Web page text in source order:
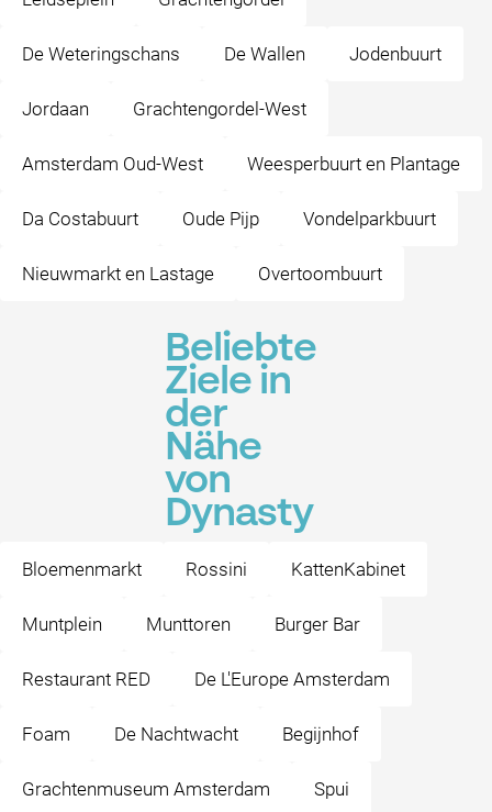
De Weteringschans De Wallen Jodenbuurt
Jordaan Grachtengordel-West
Amsterdam Oud-West Weesperbuurt en Plantage
Da Costabuurt Oude Pijp Vondelparkbuurt
Nieuwmarkt en Lastage Overtoombuurt
Beliebte
Ziele in
der
Nähe
von
Dynasty
Bloemenmarkt Rossini KattenKabinet
Muntplein Munttoren Burger Bar
Restaurant RED De L'Europe Amsterdam
Foam De Nachtwacht Begijnhof
Grachtenmuseum Amsterdam Spui